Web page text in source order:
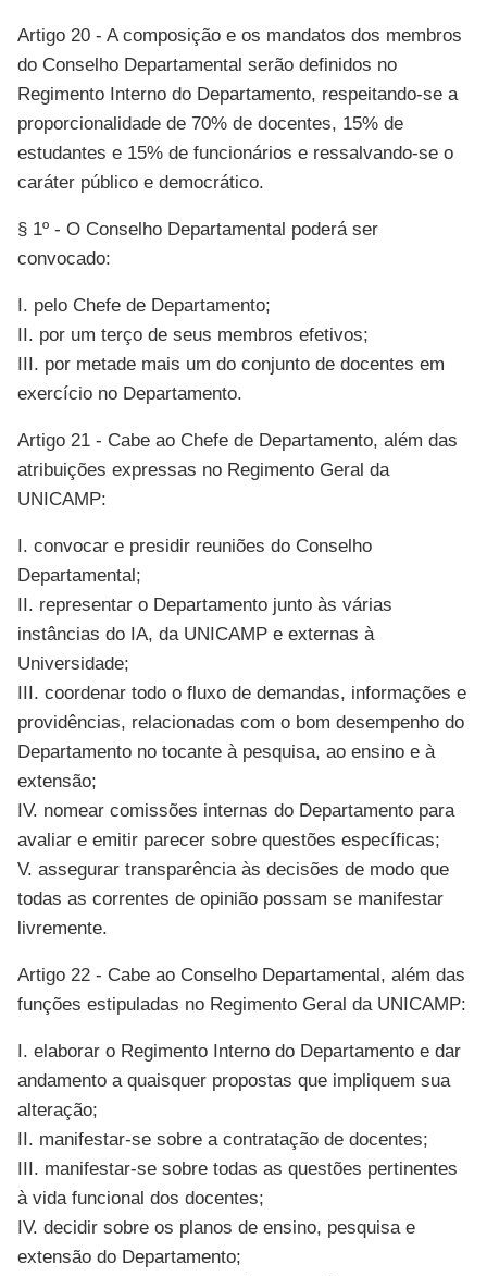
Artigo 20 - A composição e os mandatos dos membros
do Conselho Departamental serão definidos no
Regimento Interno do Departamento, respeitando-se a
proporcionalidade de 70% de docentes, 15% de
estudantes e 15% de funcionários e ressalvando-se o
caráter público e democrático.
§ 1º - O Conselho Departamental poderá ser
convocado:
I. pelo Chefe de Departamento;
II. por um terço de seus membros efetivos;
III. por metade mais um do conjunto de docentes em
exercício no Departamento.
Artigo 21 - Cabe ao Chefe de Departamento, além das
atribuições expressas no Regimento Geral da
UNICAMP:
I. convocar e presidir reuniões do Conselho
Departamental;
II. representar o Departamento junto às várias
instâncias do IA, da UNICAMP e externas à
Universidade;
III. coordenar todo o fluxo de demandas, informações e
providências, relacionadas com o bom desempenho do
Departamento no tocante à pesquisa, ao ensino e à
extensão;
IV. nomear comissões internas do Departamento para
avaliar e emitir parecer sobre questões específicas;
V. assegurar transparência às decisões de modo que
todas as correntes de opinião possam se manifestar
livremente.
Artigo 22 - Cabe ao Conselho Departamental, além das
funções estipuladas no Regimento Geral da UNICAMP:
I. elaborar o Regimento Interno do Departamento e dar
andamento a quaisquer propostas que impliquem sua
alteração;
II. manifestar-se sobre a contratação de docentes;
III. manifestar-se sobre todas as questões pertinentes
à vida funcional dos docentes;
IV. decidir sobre os planos de ensino, pesquisa e
extensão do Departamento;